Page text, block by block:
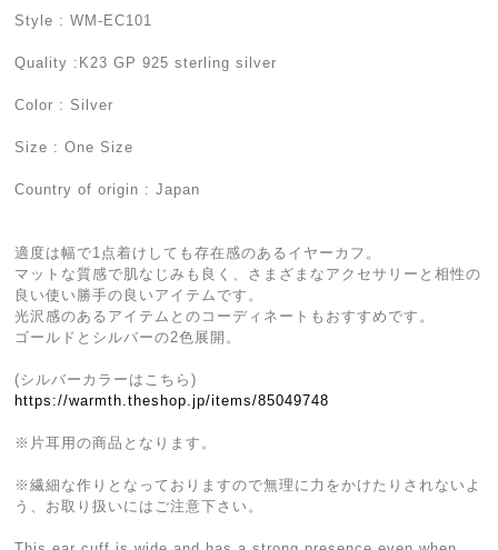
Style : WM-EC101
Quality :K23 GP 925 sterling silver
Color : Silver
Size : One Size
Country of origin : Japan
適度は幅で1点着けしても存在感のあるイヤーカフ。
マットな質感で肌なじみも良く、さまざまなアクセサリーと相性の
良い使い勝手の良いアイテムです。
光沢感のあるアイテムとのコーディネートもおすすめです。
ゴールドとシルバーの2色展開。
(シルバーカラーはこちら)
https://warmth.theshop.jp/items/85049748
※片耳用の商品となります。
※繊細な作りとなっておりますので無理に力をかけたりされないよ
う、お取り扱いにはご注意下さい。